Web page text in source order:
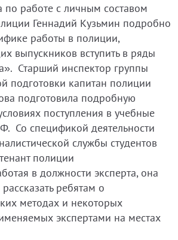
по работе с личным составом
Геннадий Кузьмин подробно
работы в полиции,
выпускников вступить в ряды
Старший инспектор группы
подготовки капитан полиции
подготовила подробную
поступления в учебные
Со спецификой деятельности
службы студентов
полиции
в должности эксперта, она
ребятам о
методах и некоторых
экспертами на местах